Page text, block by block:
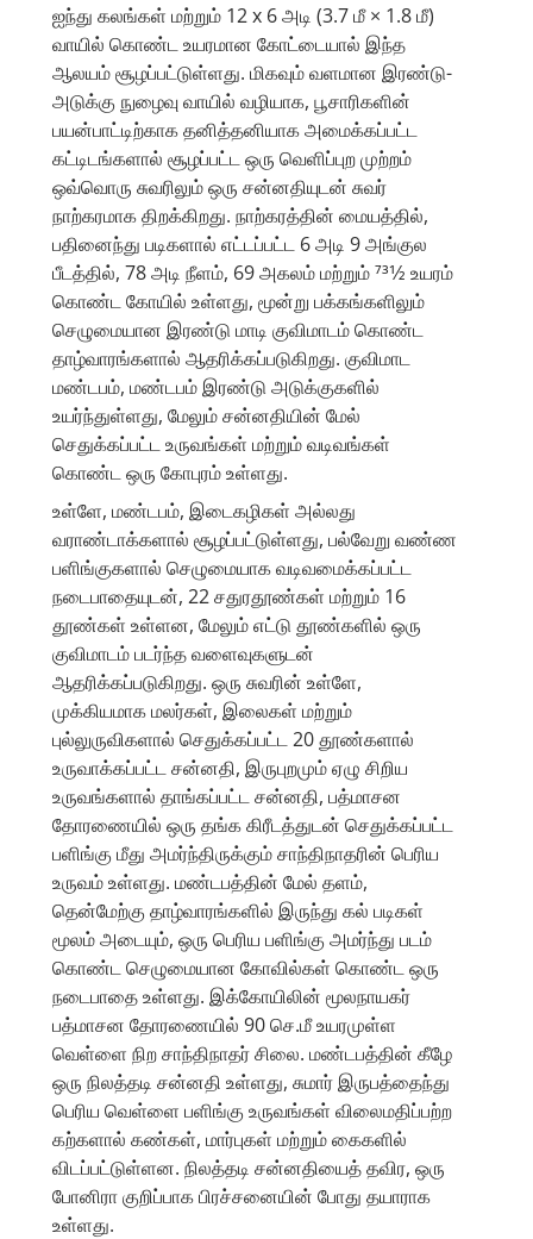
ஐந்து கலங்கள் மற்றும் 12 x 6 அடி (3.7 மீ × 1.8 மீ)
வாயில் கொண்ட உயரமான கோட்டையால் இந்த
ஆலயம் சூழப்பட்டுள்ளது. மிகவும் வளமான இரண்டு-
அடுக்கு நுழைவு வாயில் வழியாக, பூசாரிகளின்
பயன்பாட்டிற்காக தனித்தனியாக அமைக்கப்பட்ட
கட்டிடங்களால் சூழப்பட்ட ஒரு வெளிப்புற முற்றம்
ஒவ்வொரு சுவரிலும் ஒரு சன்னதியுடன் சுவர்
நாற்கரமாக திறக்கிறது. நாற்கரத்தின் மையத்தில்,
பதினைந்து படிகளால் எட்டப்பட்ட 6 அடி 9 அங்குல
பீடத்தில், 78 அடி நீளம், 69 அகலம் மற்றும் 731⁄2 உயரம்
கொண்ட கோயில் உள்ளது, மூன்று பக்கங்களிலும்
செழுமையான இரண்டு மாடி குவிமாடம் கொண்ட
தாழ்வாரங்களால் ஆதரிக்கப்படுகிறது. குவிமாட
மண்டபம், மண்டபம் இரண்டு அடுக்குகளில்
உயர்ந்துள்ளது, மேலும் சன்னதியின் மேல்
செதுக்கப்பட்ட உருவங்கள் மற்றும் வடிவங்கள்
கொண்ட ஒரு கோபுரம் உள்ளது.
உள்ளே, மண்டபம், இடைகழிகள் அல்லது
வராண்டாக்களால் சூழப்பட்டுள்ளது, பல்வேறு வண்ண
பளிங்குகளால் செழுமையாக வடிவமைக்கப்பட்ட
நடைபாதையுடன், 22 சதுரதூண்கள் மற்றும் 16
தூண்கள் உள்ளன, மேலும் எட்டு தூண்களில் ஒரு
குவிமாடம் படர்ந்த வளைவுகளுடன்
ஆதரிக்கப்படுகிறது. ஒரு சுவரின் உள்ளே,
முக்கியமாக மலர்கள், இலைகள் மற்றும்
புல்லுருவிகளால் செதுக்கப்பட்ட 20 தூண்களால்
உருவாக்கப்பட்ட சன்னதி, இருபுறமும் ஏழு சிறிய
உருவங்களால் தாங்கப்பட்ட சன்னதி, பத்மாசன
தோரணையில் ஒரு தங்க கிரீடத்துடன் செதுக்கப்பட்ட
பளிங்கு மீது அமர்ந்திருக்கும் சாந்திநாதரின் பெரிய
உருவம் உள்ளது. மண்டபத்தின் மேல் தளம்,
தென்மேற்கு தாழ்வாரங்களில் இருந்து கல் படிகள்
மூலம் அடையும், ஒரு பெரிய பளிங்கு அமர்ந்து படம்
கொண்ட செழுமையான கோவில்கள் கொண்ட ஒரு
நடைபாதை உள்ளது. இக்கோயிலின் மூலநாயகர்
பத்மாசன தோரணையில் 90 செ.மீ உயரமுள்ள
வெள்ளை நிற சாந்திநாதர் சிலை. மண்டபத்தின் கீழே
ஒரு நிலத்தடி சன்னதி உள்ளது, சுமார் இருபத்தைந்து
பெரிய வெள்ளை பளிங்கு உருவங்கள் விலைமதிப்பற்ற
கற்களால் கண்கள், மார்புகள் மற்றும் கைகளில்
விடப்பட்டுள்ளன. நிலத்தடி சன்னதியைத் தவிர, ஒரு
போனிரா குறிப்பாக பிரச்சனையின் போது தயாராக
உள்ளது.